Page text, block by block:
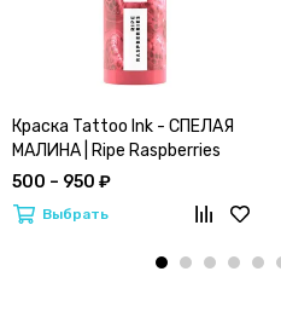
Краска Tattoo Ink - СПЕЛАЯ
МАЛИНА | Ripe Raspberries
500 – 950 ₽
Выбрать